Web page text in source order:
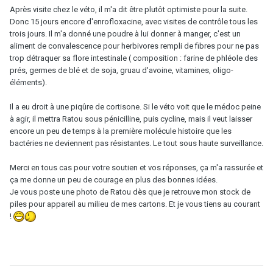
Après visite chez le véto, il m'a dit être plutôt optimiste pour la suite.
Donc 15 jours encore d'enrofloxacine, avec visites de contrôle tous les
trois jours. Il m'a donné une poudre à lui donner à manger, c'est un
aliment de convalescence pour herbivores rempli de fibres pour ne pas
trop détraquer sa flore intestinale ( composition : farine de phléole des
prés, germes de blé et de soja, gruau d'avoine, vitamines, oligo-
éléments).
Il a eu droit à une piqûre de cortisone. Si le véto voit que le médoc peine
à agir, il mettra Ratou sous pénicilline, puis cycline, mais il veut laisser
encore un peu de temps à la première molécule histoire que les
bactéries ne deviennent pas résistantes. Le tout sous haute surveillance.
Merci en tous cas pour votre soutien et vos réponses, ça m'a rassurée et
ça me donne un peu de courage en plus des bonnes idées.
Je vous poste une photo de Ratou dès que je retrouve mon stock de
piles pour appareil au milieu de mes cartons. Et je vous tiens au courant
!